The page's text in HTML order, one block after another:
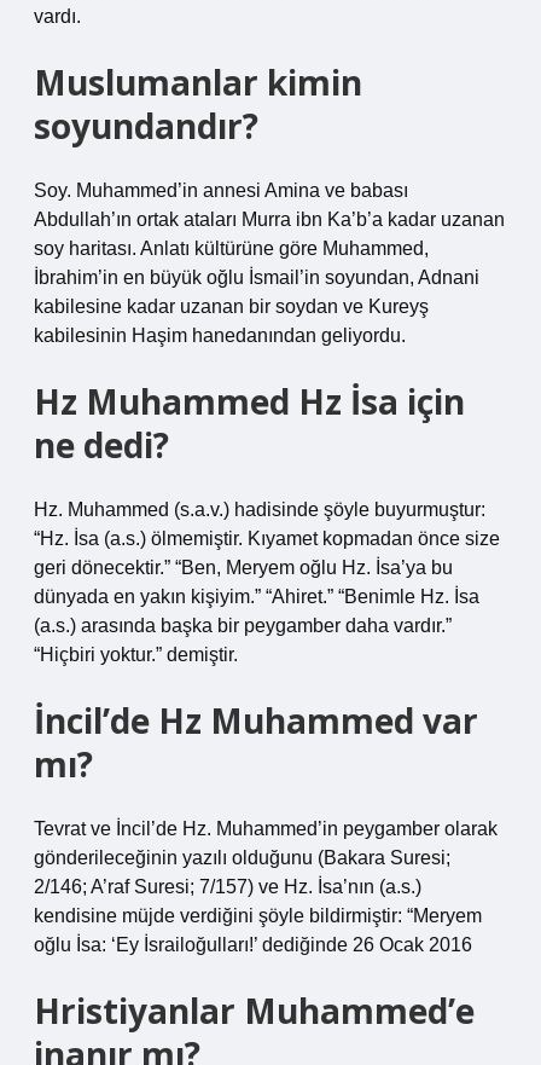
vardı.
Muslumanlar kimin
soyundandır?
Soy. Muhammed’in annesi Amina ve babası
Abdullah’ın ortak ataları Murra ibn Ka’b’a kadar uzanan
soy haritası. Anlatı kültürüne göre Muhammed,
İbrahim’in en büyük oğlu İsmail’in soyundan, Adnani
kabilesine kadar uzanan bir soydan ve Kureyş
kabilesinin Haşim hanedanından geliyordu.
Hz Muhammed Hz İsa için
ne dedi?
Hz. Muhammed (s.a.v.) hadisinde şöyle buyurmuştur:
“Hz. İsa (a.s.) ölmemiştir. Kıyamet kopmadan önce size
geri dönecektir.” “Ben, Meryem oğlu Hz. İsa’ya bu
dünyada en yakın kişiyim.” “Ahiret.” “Benimle Hz. İsa
(a.s.) arasında başka bir peygamber daha vardır.”
“Hiçbiri yoktur.” demiştir.
İncil’de Hz Muhammed var
mı?
Tevrat ve İncil’de Hz. Muhammed’in peygamber olarak
gönderileceğinin yazılı olduğunu (Bakara Suresi;
2/146; A’raf Suresi; 7/157) ve Hz. İsa’nın (a.s.)
kendisine müjde verdiğini şöyle bildirmiştir: “Meryem
oğlu İsa: ‘Ey İsrailoğulları!’ dediğinde 26 Ocak 2016
Hristiyanlar Muhammed’e
inanır mı?